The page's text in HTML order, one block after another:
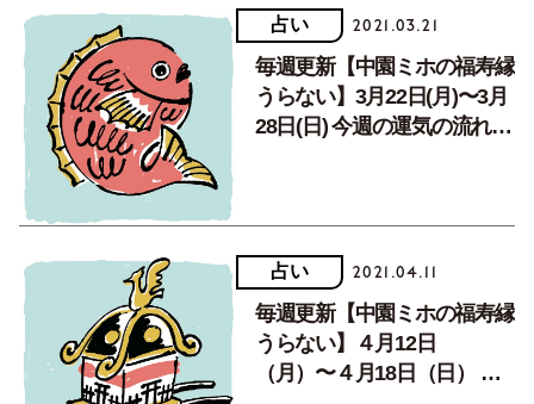
占い 2021.03.21
毎週更新【中園ミホの福寿縁
うらない】3月22日(月)〜3月
28日(日) 今週の運気の流れ
占い 2021.04.11
毎週更新【中園ミホの福寿縁
うらない】４月12日
（月）〜４月18日（日） 今